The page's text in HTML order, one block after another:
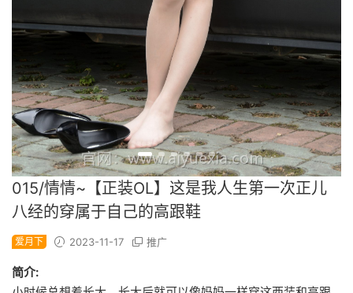
015/情情~【正装OL】这是我人生第一次正儿
八经的穿属于自己的高跟鞋
爱月下 2023-11-17 推广
简介: